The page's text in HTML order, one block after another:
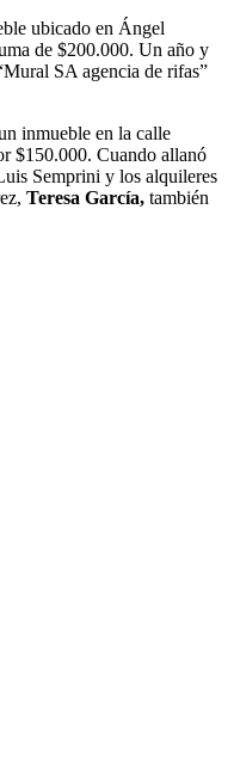
ubicado en Ángel
de $200.000. Un año y
SA agencia de rifas”
inmueble en la calle
$150.000. Cuando allanó
Semprini y los alquileres
Teresa García, también